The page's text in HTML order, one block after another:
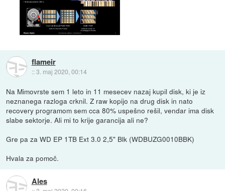
flameir
::3. maj 2020, 00:14
Na Mimovrste sem 1 leto in 11 mesecev nazaj kupil disk, ki je iz
neznanega razloga crknil. Z raw kopijo na drug disk in nato
recovery programom sem cca 80% uspešno rešil, vendar ima disk
slabe sektorje. Ali mi to krije garancija ali ne?
Gre pa za WD EP 1TB Ext 3.0 2,5" Blk (WDBUZG0010BBK)
Hvala za pomoč.
Ales